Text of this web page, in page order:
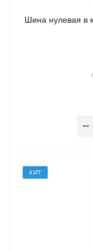
Шина нулевая в
ХИТ